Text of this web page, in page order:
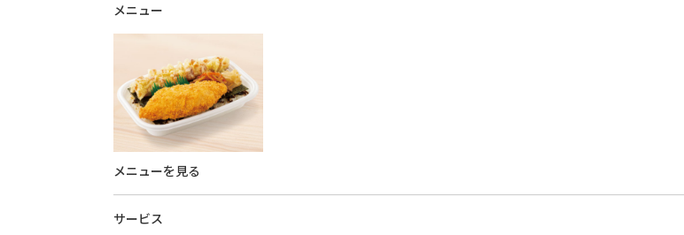
メニュー
メニューを見る
サービス